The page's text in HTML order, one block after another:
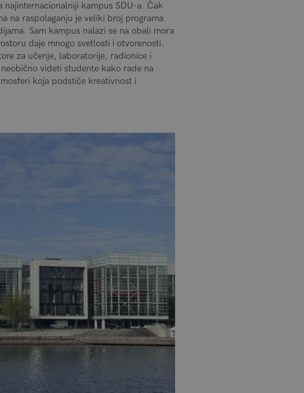
najinternacionalniji kampus SDU-a. Čak
na raspolaganju je veliki broj programa
Sam kampus nalazi se na obali mora
daje mnogo svetlosti i otvorenosti.
za učenje, laboratorije, radionice i
videti studente kako rade na
koja podstiče kreativnost i